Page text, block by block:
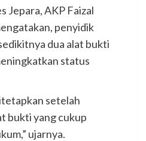
Jepara, AKP Faizal
penyidik
dua alat bukti
status
setelah
bukti yang cukup
ujarnya.